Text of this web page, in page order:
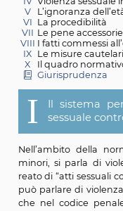
I
Il sistema
contro i minori
II Violenza
III Atti sessuali
IV
Violenza
V
L’ignoranza
VI La procedibilità
I fatti
IX
Le misure
X
Il quadro
Giurisprudenza
I Il
sessuale